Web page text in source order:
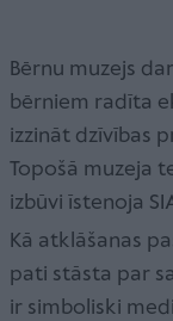
Bērnu muzejs
bērniem radīta
izzināt dzīvības
Topošā muzeja
izbūvi īstenoja
Kā atklāšanas
pati stāsta par
ir simboliski